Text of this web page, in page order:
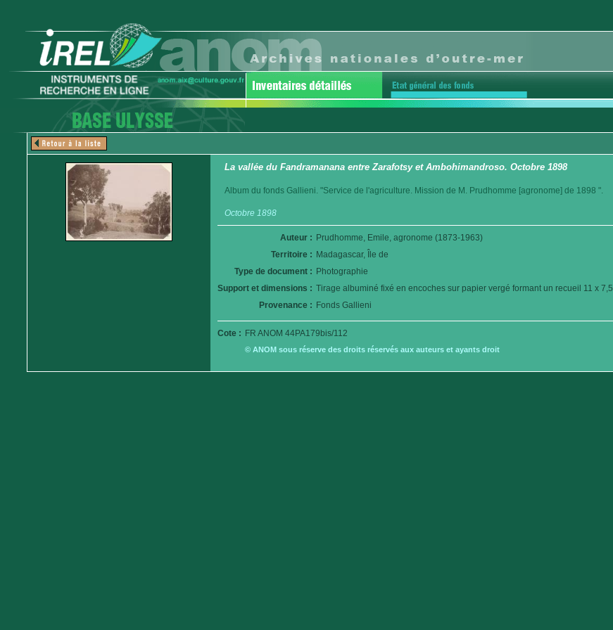
La vallée du Fandramanana entre Zarafotsy et Ambohimandroso. Octobre 1898
Album du fonds Gallieni. "Service de l'agriculture. Mission de M. Prudhomme [agronome] de 1898 ".
Octobre 1898
Auteur : Prudhomme, Emile, agronome (1873-1963)
Territoire : Madagascar, Île de
Type de document : Photographie
Support et dimensions : Tirage albuminé fixé en encoches sur papier vergé formant un recueil 11 x 7,5
Provenance : Fonds Gallieni
Cote : FR ANOM 44PA179bis/112
© ANOM sous réserve des droits réservés aux auteurs et ayants droit